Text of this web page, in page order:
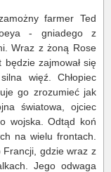
farmer Ted
- gniadego z
Wraz z żoną Rose
zajmował się
więź. Chłopiec
go zrozumieć jak
światowa, ojciec
wojska. Odtąd koń
na wielu frontach.
gdzie wraz z
Jego odwaga